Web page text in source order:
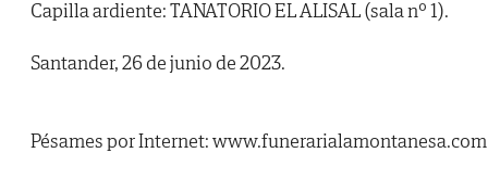
Capilla ardiente: TANATORIO EL ALISAL (sala nº 1).
Santander, 26 de junio de 2023.
Pésames por Internet: www.funerarialamontanesa.com